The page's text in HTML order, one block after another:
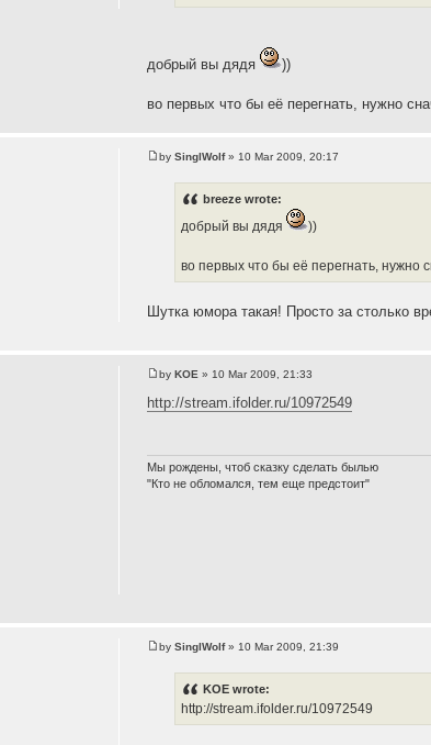
добрый вы дядя ))
во первых что бы её перегнать, нужно
bySinglWolf» 10 Mar 2009, 20:17
breeze wrote:
добрый вы дядя ))
во первых что бы её перегнать, нужно
Шутка юмора такая! Просто за столько
byKOE » 10 Mar 2009, 21:33
http://stream.ifolder.ru/10972549
Мы рождены, чтоб сказку сделать былью
"Кто не обломался, тем еще предстоит"
bySinglWolf» 10 Mar 2009, 21:39
KOE wrote:
http://stream.ifolder.ru/10972549